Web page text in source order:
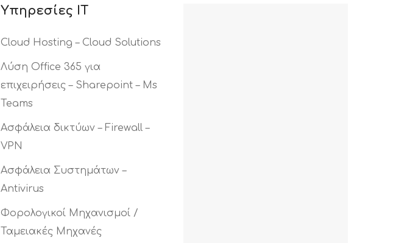
Υπηρεσίες ΙΤ
Cloud Hosting – Cloud Solutions
Λύση Office 365 για
επιχειρήσεις – Sharepoint – Ms
Teams
Ασφάλεια δικτύων – Firewall –
VPN
Ασφάλεια Συστημάτων –
Antivirus
Φορολογικοί Μηχανισμοί /
Ταμειακές Μηχανές